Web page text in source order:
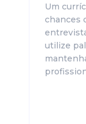
Um
chances
utilize